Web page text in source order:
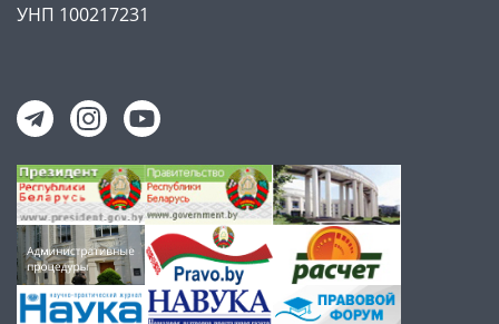
УНП 100217231